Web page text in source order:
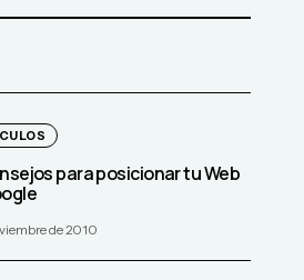
para posicionar tu Web
de 2010